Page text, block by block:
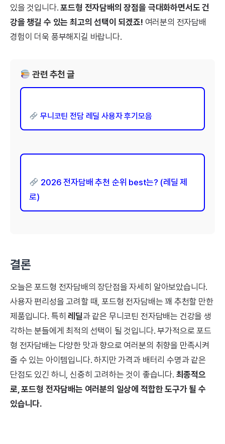
있을 것입니다.포드형 전자담배의 장점을 극대화하면서도 건
강을 챙길 수 있는 최고의 선택이 되겠죠! 여러분의 전자담배
경험이 더욱 풍부해지길 바랍니다.
관련 추천 글
무니코틴 전담 레딜 사용자 후기모음
2026 전자담배 추천 순위 best는? (레딜 제
로)
결론
오늘은 포드형 전자담배의 장단점을 자세히 알아보았습니다.
사용자 편리성을 고려할 때, 포드형 전자담배는 꽤 추천할 만한
제품입니다. 특히 레딜과 같은 무니코틴 전자담배는 건강을 생
각하는 분들에게 최적의 선택이 될 것입니다. 부가적으로 포드
형 전자담배는 다양한 맛과 향으로 여러분의 취향을 만족시켜
줄 수 있는 아이템입니다. 하지만 가격과 배터리 수명과 같은
단점도 있긴 하니, 신중히 고려하는 것이 좋습니다. 최종적으
로, 포드형 전자담배는 여러분의 일상에 적합한 도구가 될 수
있습니다.